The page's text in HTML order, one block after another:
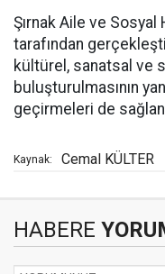
Şırnak Aile ve
tarafından
kültürel, sanatsal ve
buluşturulmasının
geçirmeleri de
Kaynak: Cemal KÜLTER
HABERE